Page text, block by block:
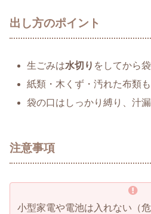
出し方のポイント
生ごみは水切り をしてから
紙類・木くず・汚れた布類
袋の口はしっかり縛り、汁
注意事項
小型家電や電池は入れない（危